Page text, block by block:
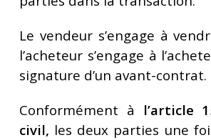
Le vendeur s’engage à
l’acheteur s’engage à
signature d’un avant-contrat.
Conformément à l’article
civil, les deux parties une